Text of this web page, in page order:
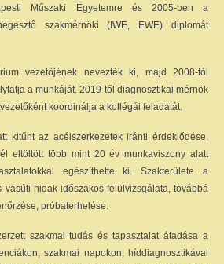
Műszaki Egyetemre és 2005-ben a
szakmérnöki (IWE, EWE) diplomát
vezetőjének nevezték ki, majd 2008-tól
a munkáját. 2019-től diagnosztikai mérnök
koordinálja a kollégái feladatát.
kitűnt az acélszerkezetek iránti érdeklődése,
eltöltött több mint 20 év munkaviszony alatt
egészíthette ki. Szakterülete a
vasúti hidak időszakos felülvizsgálata, továbbá
próbaterhelése.
szakmai tudás és tapasztalat átadása a
szakmai napokon, híddiagnosztikával